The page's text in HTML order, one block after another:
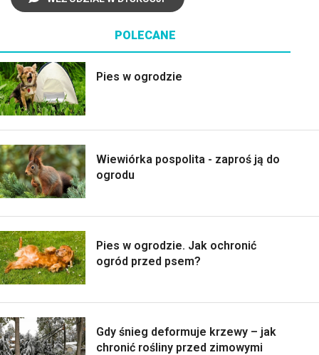
POLECANE
Pies w ogrodzie
Wiewiórka pospolita - zaproś ją do
ogrodu
Pies w ogrodzie. Jak ochronić
ogród przed psem?
Gdy śnieg deformuje krzewy – jak
chronić rośliny przed zimowymi